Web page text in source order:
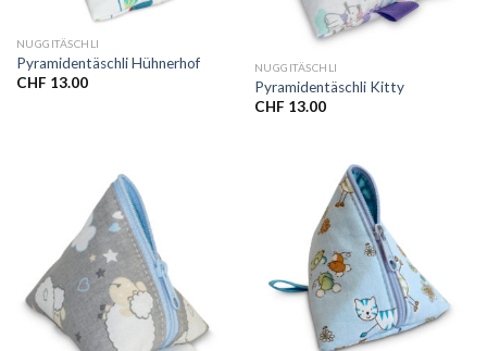
NUGGITÄSCHLI
Pyramidentäschli Hühnerhof
CHF 13.00
NUGGITÄSCHLI
Pyramidentäschli Kitty
CHF 13.00